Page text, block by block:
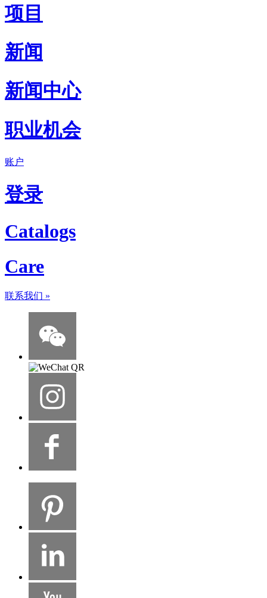
项目
新闻
新闻中心
职业机会
账户
登录
Catalogs
Care
联系我们 »